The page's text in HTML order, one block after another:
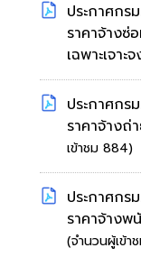
ประกาศกร
ราคาจ้างซ่
เฉพาะเจาะ
ประกาศกร
ราคาจ้างถ่
เข้าชม 884)
ประกาศกร
ราคาจ้างพ
(จำนวนผู้เข้า